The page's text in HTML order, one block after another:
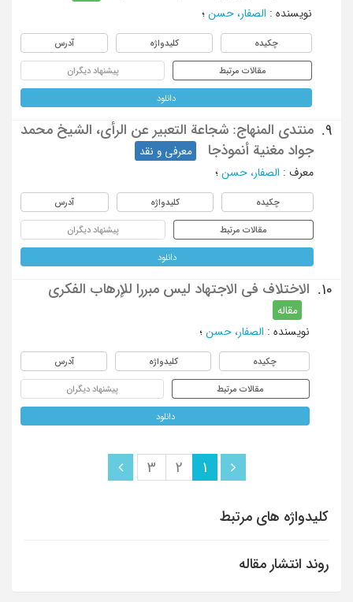
نویسنده : الصفار، حسن ؛
چکیده کلیدواژه آدرس
مقالات مرتبط پیشنهاد دیگران
دانلود
9.
منتدی المنهاج: شجاعة التعبیر عن الرأی، الشیخ محمد
جواد مغنیة أنموذجا
معرفی و نقد
معرف : الصفار، حسن ؛
چکیده کلیدواژه آدرس
مقالات مرتبط پیشنهاد دیگران
دانلود
10. الاختلاف في الاجتهاد ليس مبررا للإرهاب الفكري
مقاله
نویسنده : الصفار، حسن ؛
چکیده کلیدواژه آدرس
مقالات مرتبط پیشنهاد دیگران
دانلود
1
2
3
کلیدواژه های مرتبط
روند انتشار مقاله